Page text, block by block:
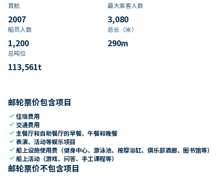
首航
2007
最大乘客人数
3,080
船员人数
1,200
总长（米）
290m
总吨位
113,561t
邮轮票价包含项目
check住宿费用
check 交通费用
check 主餐厅和自助餐厅的早餐、午餐和晚餐
check表演、活动等娱乐项目
check船上设施使用费（健身中心、游泳池、按摩浴缸、俱乐部酒廊、图书馆等）
check船上活动（游戏、问答、手工课程等）
邮轮票价不包含项目